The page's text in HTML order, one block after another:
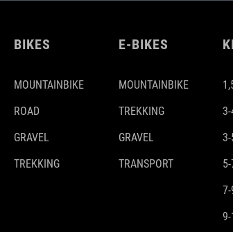
BIKES
MOUNTAINBIKE
ROAD
GRAVEL
TREKKING
E-BIKES
MOUNTAINBIKE
TREKKING
GRAVEL
TRANSPORT